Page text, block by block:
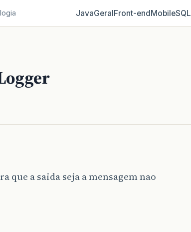
JavaGeralFront‑endMobileSQL
que a saida seja a mensagem nao